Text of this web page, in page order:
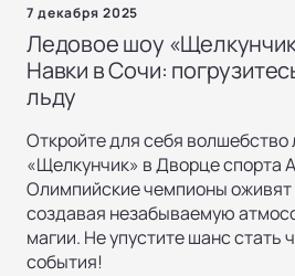
7 декабря 2025
Ледовое шоу
Навки в Сочи:
льду
Откройте для себя волшебство
«Щелкунчик» в Дворце спорта
Олимпийские чемпионы оживят
создавая незабываемую
магии. Не упустите шанс стать
события!